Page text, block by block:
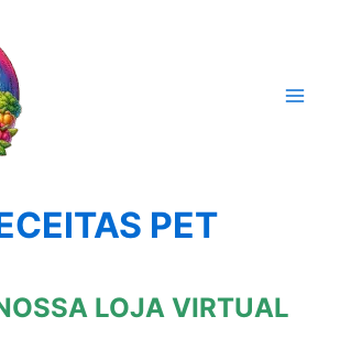
PET
LOJA VIRTUAL